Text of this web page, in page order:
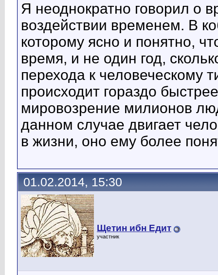
Я неоднократно говорил о
воздействии временем. В
которому ясно и понятно,
время, и не один год,
перехода к человеческому
происходит гораздо
мировозрение милионов
данном случае двигает
в жизни, оно ему более
01.02.2014, 15:30
Щетин ибн Едит
участник